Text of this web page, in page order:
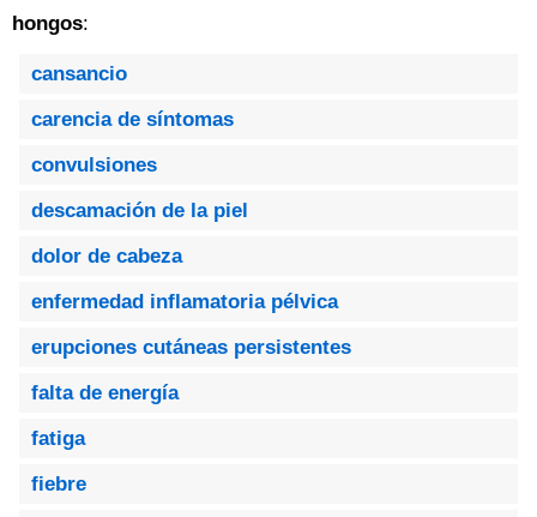
hongos:
cansancio
carencia de síntomas
convulsiones
descamación de la piel
dolor de cabeza
enfermedad inflamatoria pélvica
erupciones cutáneas persistentes
falta de energía
fatiga
fiebre